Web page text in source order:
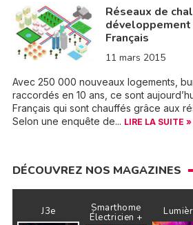
Réseaux de
Français
11 mars 2015
Avec 250 000 nouveaux logements,
raccordés en 10 ans, ce sont
Français qui sont chauffés grâce aux
Selon une enquête de... LIRE LA SUITE »
DÉCOUVREZ NOS MAGAZINES
J3e Smarthome
Électricien +